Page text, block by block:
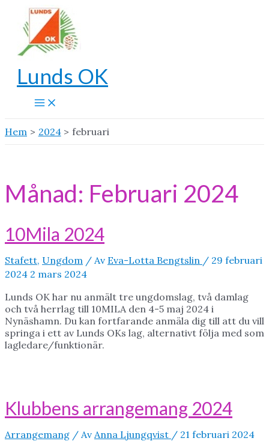
Hoppa
innehåll
Lunds OK
Main
Hem
2024 februari
Månad: Februari 2024
10Mila 2024
Stafett, Ungdom / Av Eva-Lotta Bengtslin / 29 februari
2024 2 mars 2024
Lunds OK har nu anmält tre ungdomslag, två damlag
och två herrlag till 10MILA den 4-5 maj 2024 i
Nynäshamn. Du kan fortfarande anmäla dig till att du vill
springa i ett av Lunds OKs lag, alternativt följa med som
lagledare/funktionär.
Klubbens arrangemang 2024
Arrangemang / Av Anna Ljungqvist / 21 februari 2024